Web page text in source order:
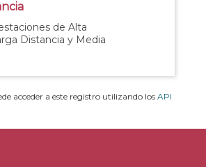
de Alta
Distancia y Media
acceder a este registro utilizando los API